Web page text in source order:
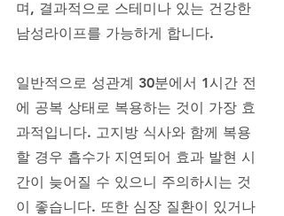
며, 결과적으로 스테미나 있는 건강한
남성라이프를 가능하게 합니다.
일반적으로 성관계 30분에서 1시간 전
에 공복 상태로 복용하는 것이 가장 효
과적입니다. 고지방 식사와 함께 복용
할 경우 흡수가 지연되어 효과 발현 시
간이 늦어질 수 있으니 주의하시는 것
이 좋습니다. 또한 심장 질환이 있거나